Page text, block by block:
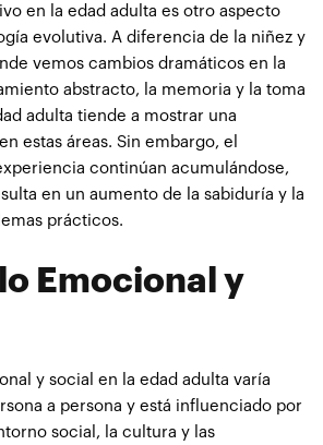
en la edad adulta es otro aspecto
evolutiva. A diferencia de la niñez y
vemos cambios dramáticos en la
abstracto, la memoria y la toma
adulta tiende a mostrar una
estas áreas. Sin embargo, el
continúan acumulándose,
en un aumento de la sabiduría y la
prácticos.
Emocional y
y social en la edad adulta varía
a persona y está influenciado por
social, la cultura y las